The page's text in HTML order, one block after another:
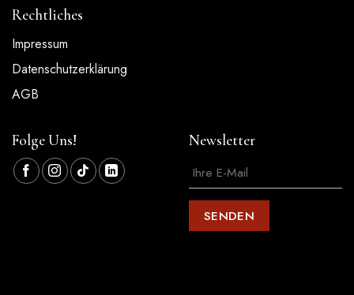
Rechtliches
Impressum
Datenschutzerklärung
AGB
Folge Uns! Newsletter